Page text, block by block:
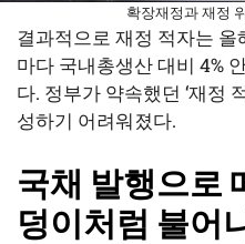
확장재정과 재정
결과적으로 재정 적자는 올
마다 국내총생산 대비 4%
다. 정부가 약속했던 ‘재정
성하기 어려워졌다.
국채 발행으로
덩이처럼 불어